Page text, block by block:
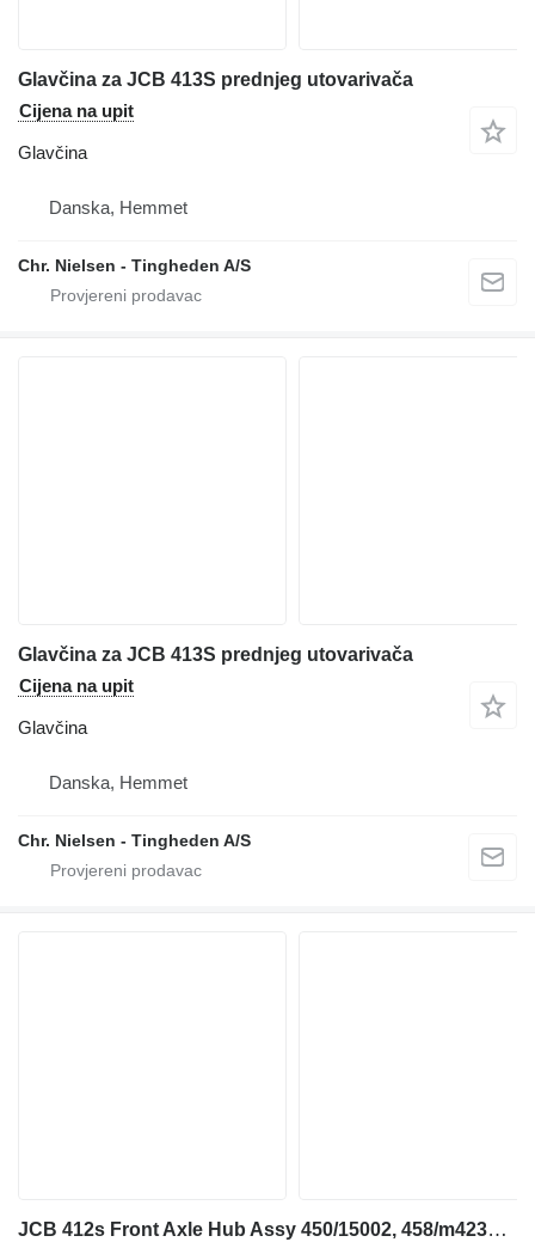
Glavčina za JCB 413S prednjeg utovarivača
Cijena na upit
Glavčina
Danska, Hemmet
Chr. Nielsen - Tingheden A/S
Glavčina za JCB 413S prednjeg utovarivača
Cijena na upit
Glavčina
Danska, Hemmet
Chr. Nielsen - Tingheden A/S
JCB 412s Front Axle Hub Assy 450/15002, 458/m4231, 816/m3848 450/10216P glavčina za prednjeg utovarivača